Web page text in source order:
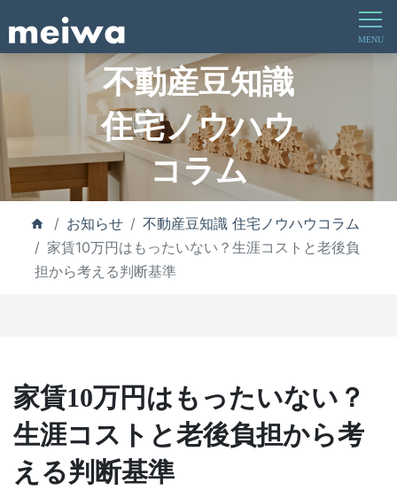
不動産豆知識
住宅ノウハウ
コラム
お知らせ
不動産豆知識 住宅ノウハウコラム
家賃10万円はもったいない？生涯コストと老後負
担から考える判断基準
家賃10万円はもったいない？
生涯コストと老後負担から考
える判断基準